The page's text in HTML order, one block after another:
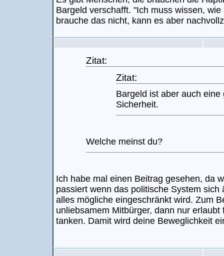
Bargeld verschafft. "Ich muss wissen,
brauche das nicht, kann es aber
Zitat:
Zitat:
Bargeld ist aber auch eine
Sicherheit.
Welche meinst du?
Ich habe mal einen Beitrag gesehen, da
passiert wenn das politische System sich
alles mögliche eingeschränkt wird. Zum
unliebsamem Mitbürger, dann nur
tanken. Damit wird deine Beweglichkeit